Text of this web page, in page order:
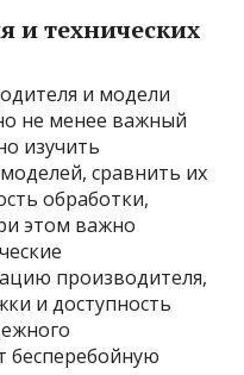
и технических
и модели
не менее важный
изучить
сравнить их
обработки,
этом важно
производителя,
и доступность
бесперебойную